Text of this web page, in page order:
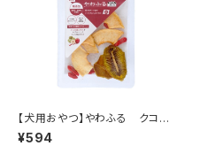
【犬用おやつ】やわふる クコの
実エキスをスプレーしたリンゴ＆
キウイスライスカット 10g
¥594